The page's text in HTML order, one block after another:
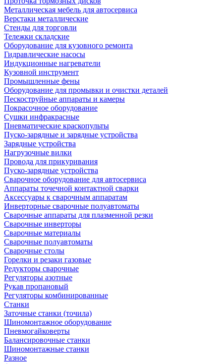
Металлическая мебель для автосервиса
Верстаки металлические
Стенды для торговли
Тележки складские
Оборудование для кузовного ремонта
Гидравлические насосы
Индукционные нагреватели
Кузовной инструмент
Промышленные фены
Оборудование для промывки и очистки деталей
Пескоструйные аппараты и камеры
Покрасочное оборудование
Сушки инфракрасные
Пневматические краскопульты
Пуско-зарядные и зарядные устройства
Зарядные устройства
Нагрузочные вилки
Провода для прикуривания
Пуско-зарядные устройства
Сварочное оборудование для автосервиса
Аппараты точечной контактной сварки
Аксессуары к сварочным аппаратам
Инверторные сварочные полуавтоматы
Сварочные аппараты для плазменной резки
Сварочные инверторы
Сварочные материалы
Сварочные полуавтоматы
Сварочные столы
Горелки и резаки газовые
Редукторы сварочные
Регуляторы азотные
Рукав пропановый
Регуляторы комбинированные
Станки
Заточные станки (точила)
Шиномонтажное оборудование
Пневмогайковерты
Балансировочные станки
Шиномонтажные станки
Разное